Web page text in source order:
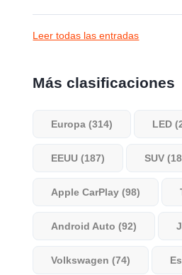
Leer todas las entradas
Más clasificaciones
Europa (314) LED
EEUU (187) SUV
Apple CarPlay (98)
Android Auto (92)
Volkswagen (74)